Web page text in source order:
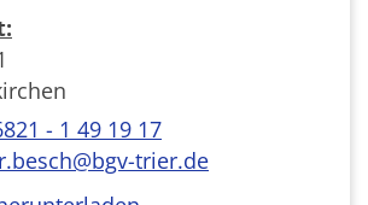
- 1 49 19 17
trier.de